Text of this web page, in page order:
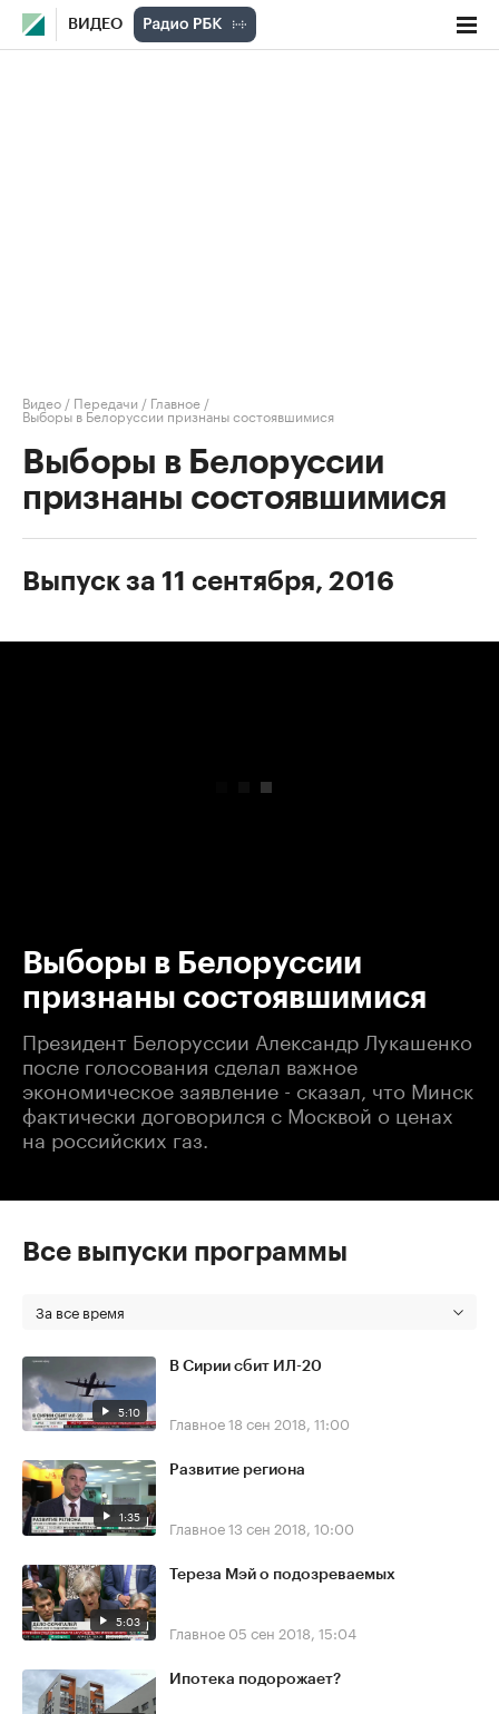
ВИДЕО
Видео / Передачи / Главное /
Выборы в Белоруссии признаны состоявшимися
Выборы в Белоруссии
признаны состоявшимися
Выпуск за 11 сентября, 2016
Выборы в Белоруссии
признаны состоявшимися
Президент Белоруссии Александр Лукашенко
после голосования сделал важное
экономическое заявление - сказал, что Минск
фактически договорился с Москвой о ценах
на российских газ.
Все выпуски программы
За все время
5:10
В Сирии сбит ИЛ-20
Главное18 сен 2018, 11:00
1:35
Развитие региона
Главное13 сен 2018, 10:00
5:03
Тереза Мэй о подозреваемых
Главное 05 сен 2018, 15:04
Ипотека подорожает?